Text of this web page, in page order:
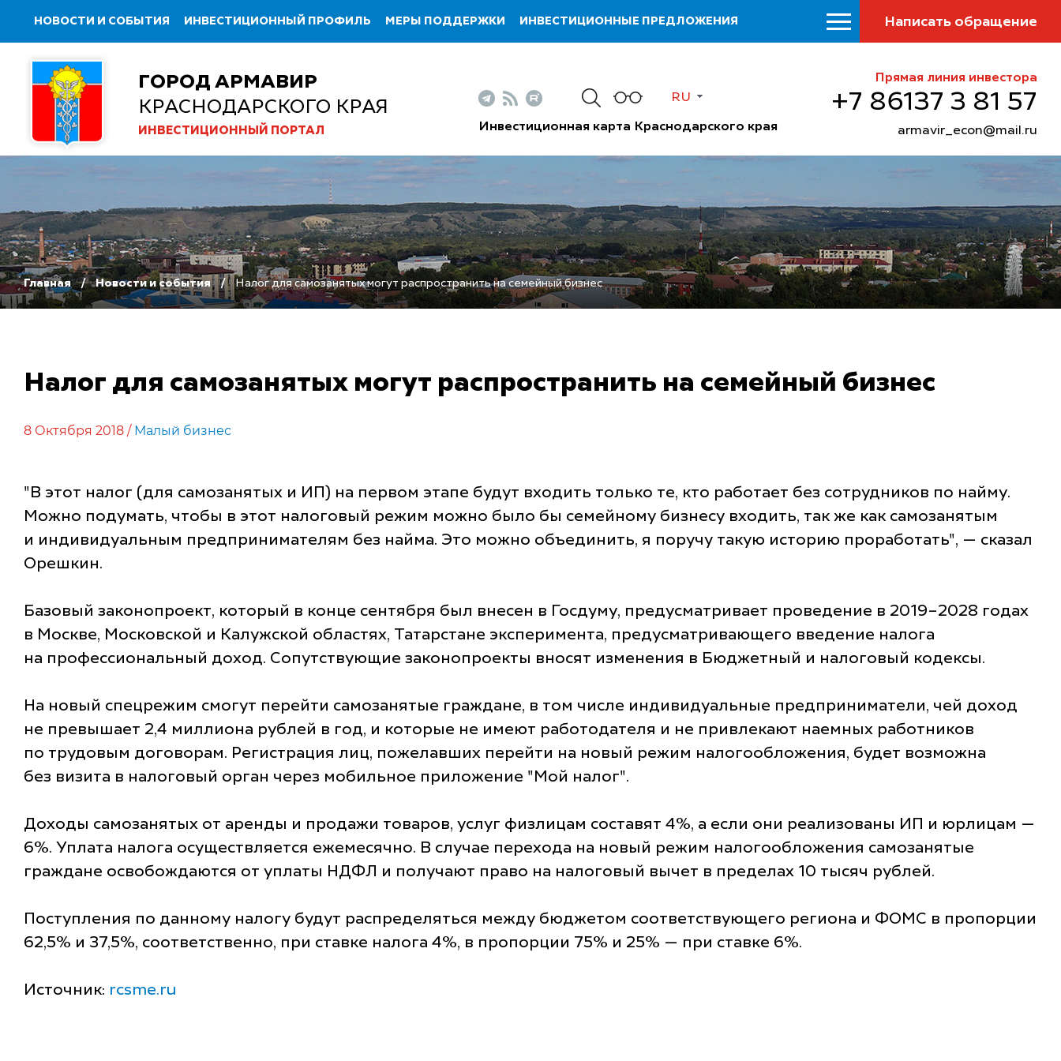
НОВОСТИ И СОБЫТИЯ ИНВЕСТИЦИОННЫЙ ПРОФИЛЬ МЕРЫ ПОДДЕРЖКИ ИНВЕСТИЦИОННЫЕ ПРЕДЛОЖЕНИЯ Написать обращение
ГОРОД АРМАВИР
КРАСНОДАРСКОГО КРАЯ
ИНВЕСТИЦИОННЫЙ ПОРТАЛ
RU
Инвестиционная карта Краснодарского края
Прямая линия инвестора
+7 86137 3 81 57
armavir_econ@mail.ru
Главная Новости и события Налог для самозанятых могут распространить на семейный бизнес
Налог для самозанятых могут распространить на семейный бизнес
8 Октября 2018 / Малый бизнес
"В этот налог (для самозанятых и ИП) на первом этапе будут входить только те, кто работает без сотрудников по найму.
Можно подумать, чтобы в этот налоговый режим можно было бы семейному бизнесу входить, так же как самозанятым
и индивидуальным предпринимателям без найма. Это можно объединить, я поручу такую историю проработать", — сказал
Орешкин.
Базовый законопроект, который в конце сентября был внесен в Госдуму, предусматривает проведение в 2019–2028 годах
в Москве, Московской и Калужской областях, Татарстане эксперимента, предусматривающего введение налога
на профессиональный доход. Сопутствующие законопроекты вносят изменения в Бюджетный и налоговый кодексы.
На новый спецрежим смогут перейти самозанятые граждане, в том числе индивидуальные предприниматели, чей доход
не превышает 2,4 миллиона рублей в год, и которые не имеют работодателя и не привлекают наемных работников
по трудовым договорам. Регистрация лиц, пожелавших перейти на новый режим налогообложения, будет возможна
без визита в налоговый орган через мобильное приложение "Мой налог".
Доходы самозанятых от аренды и продажи товаров, услуг физлицам составят 4%, а если они реализованы ИП и юрлицам —
6%. Уплата налога осуществляется ежемесячно. В случае перехода на новый режим налогообложения самозанятые
граждане освобождаются от уплаты НДФЛ и получают право на налоговый вычет в пределах 10 тысяч рублей.
Поступления по данному налогу будут распределяться между бюджетом соответствующего региона и ФОМС в пропорции
62,5% и 37,5%, соответственно, при ставке налога 4%, в пропорции 75% и 25% — при ставке 6%.
Источник: rcsme.ru